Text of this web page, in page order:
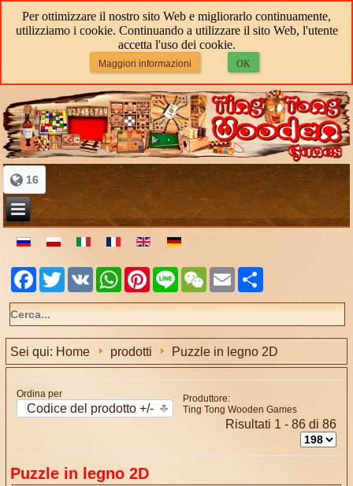
Per ottimizzare il nostro sito Web e migliorarlo continuamente,
utilizziamo i cookie. Continuando a utilizzare il sito Web, l'utente
accetta l'uso dei cookie.
Maggiori informazioni OK
16
Facebook
TwitterVK WhatsAppPinterest
Line WeChatEmail
Sei qui: Home prodotti Puzzle in legno 2D
Ordina per
Codice del prodotto +/-
Produttore:
Ting Tong Wooden Games
Risultati 1 - 86 di 86
Puzzle in legno 2D